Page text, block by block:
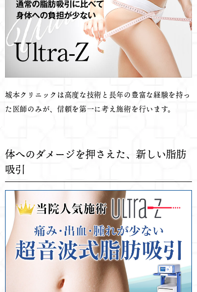
城本クリニックは高度な技術と長年の豊富な経験を持っ
た医師のみが、信頼を第一に考え施術を行います。
体へのダメージを押さえた、新しい脂肪
吸引